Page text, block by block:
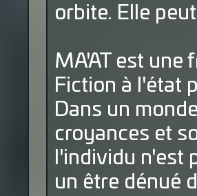
orbite. Elle
MA'AT est une
Fiction à l'état
Dans un
croyances et
l'individu n'est
un être dénué